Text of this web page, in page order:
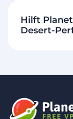
Hilft
Desert-